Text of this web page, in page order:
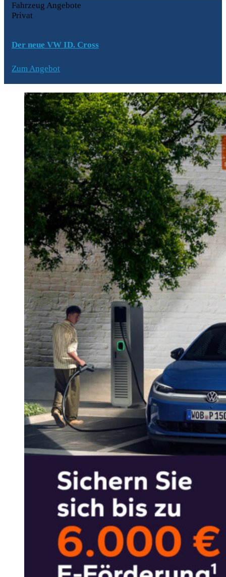
Fahrzeug Angebote
Privat
Der neue VW ID. Cross
Zum Angebot